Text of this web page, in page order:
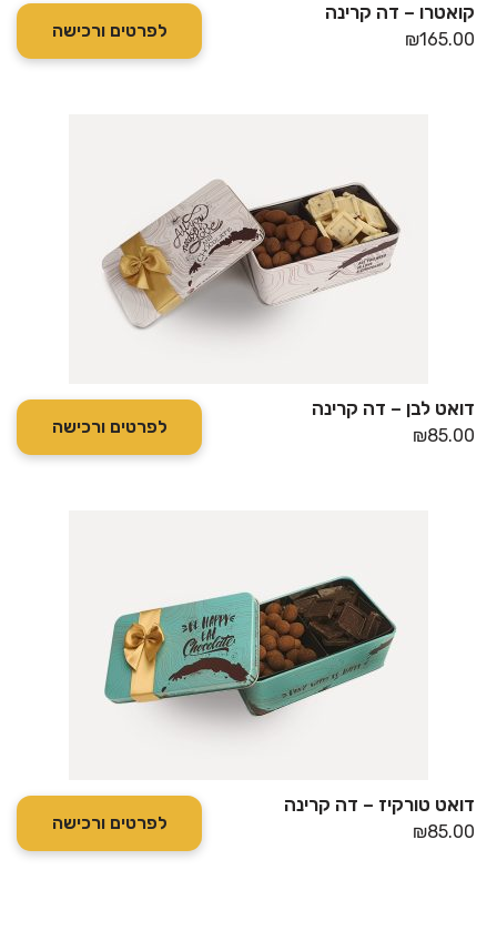
קואטרו – דה קרינה
₪165.00 לפרטים ורכישה
דואט לבן – דה קרינה
₪85.00 לפרטים ורכישה
דואט טורקיז – דה קרינה
₪85.00 לפרטים ורכישה